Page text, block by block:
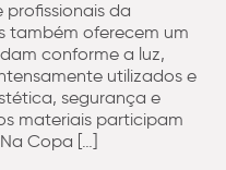
profissionais da
também oferecem um
conforme a luz,
utilizados e
segurança e
materiais participam
Copa […]